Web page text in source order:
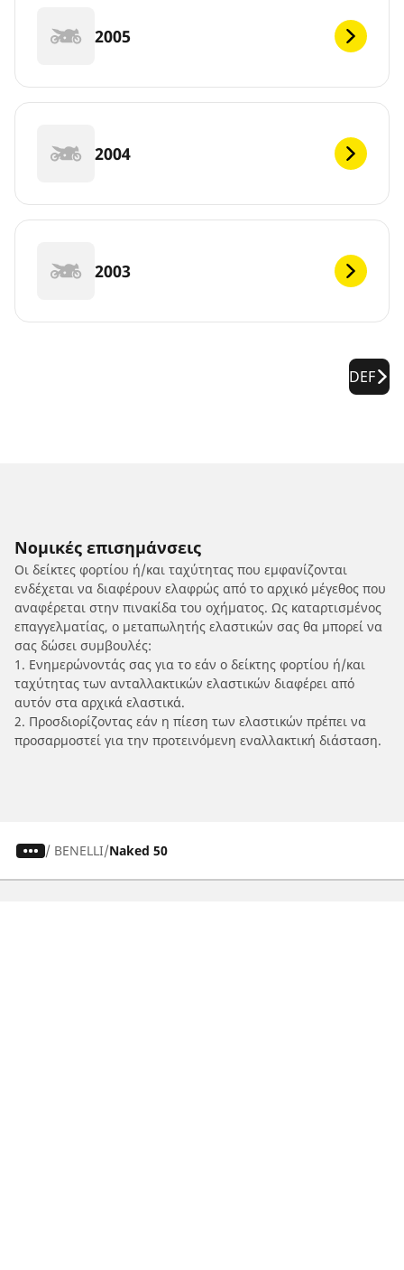
2005
2004
2003
DEF
Νομικές επισημάνσεις
Οι δείκτες φορτίου ή/και ταχύτητας που εμφανίζονται
ενδέχεται να διαφέρουν ελαφρώς από το αρχικό μέγεθος που
αναφέρεται στην πινακίδα του οχήματος. Ως καταρτισμένος
επαγγελματίας, ο μεταπωλητής ελαστικών σας θα μπορεί να
σας δώσει συμβουλές:
1. Ενημερώνοντάς σας για το εάν ο δείκτης φορτίου ή/και
ταχύτητας των ανταλλακτικών ελαστικών διαφέρει από
αυτόν στα αρχικά ελαστικά.
2. Προσδιορίζοντας εάν η πίεση των ελαστικών πρέπει να
προσαρμοστεί για την προτεινόμενη εναλλακτική διάσταση.
/ BENELLI Naked 50